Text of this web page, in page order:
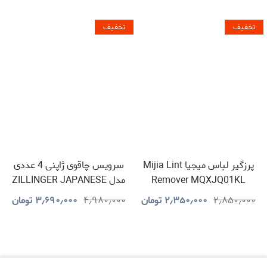
تخفیف
پرزگیر لباس میجیا Mijia Lint
Remover MQXJQ01KL
۲٫۸۵۰٫۰۰۰ ۲٫۳۵۰٫۰۰۰ تومان
تخفیف
سرویس چاقوی ژاپنی 4 عددی
مدل ZILLINGER JAPANESE
KNIVES۴٫۹۸۰٫۰۰۰ ۳٫۶۹۰٫۰۰۰ تومان